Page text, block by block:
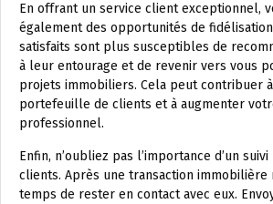
En offrant un service client exceptionnel,
également des opportunités de
satisfaits sont plus susceptibles de
à leur entourage et de revenir vers vous
projets immobiliers. Cela peut contribuer
portefeuille de clients et à augmenter
professionnel.
Enfin, n’oubliez pas l’importance d’un
clients. Après une transaction immobilière
temps de rester en contact avec eux.